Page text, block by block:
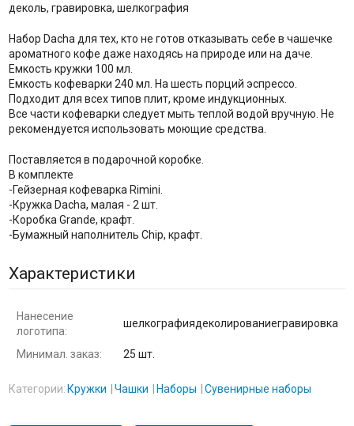
деколь, гравировка, шелкография
Набор Dacha для тех, кто не готов отказывать себе в чашечке
ароматного кофе даже находясь на природе или на даче.
Емкость кружки 100 мл.
Емкость кофеварки 240 мл. На шесть порций эспрессо.
Подходит для всех типов плит, кроме индукционных.
Все части кофеварки следует мыть теплой водой вручную. Не
рекомендуется использовать моющие средства.
Поставляется в подарочной коробке.
В комплекте
-Гейзерная кофеварка Rimini.
-Кружка Dacha, малая - 2 шт.
-Коробка Grande, крафт.
-Бумажный наполнитель Chip, крафт.
Характеристики
Нанесение
логотипа:
шелкографиядеколированиегравировка
Минимал. заказ: 25 шт.
Категории: Кружки Чашки Наборы Сувенирные наборы